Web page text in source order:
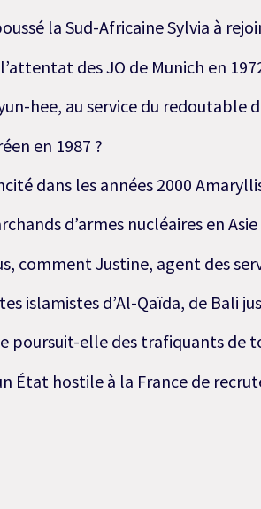
la Sud-Africaine Sylvia à
des JO de Munich en
hee, au service du
en 1987 ?
dans les années 2000
d’armes nucléaires en
comment Justine, agent des
islamistes d’Al-Qaïda, de Bali
poursuit-elle des trafiquants de
État hostile à la France de